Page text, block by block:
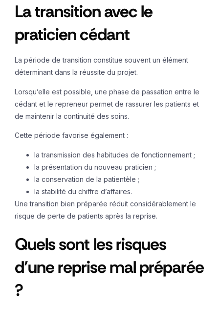
La transition avec le
praticien cédant
La période de transition constitue souvent un élément
déterminant dans la réussite du projet.
Lorsqu’elle est possible, une phase de passation entre le
cédant et le repreneur permet de rassurer les patients et
de maintenir la continuité des soins.
Cette période favorise également :
la transmission des habitudes de fonctionnement ;
la présentation du nouveau praticien ;
la conservation de la patientèle ;
la stabilité du chiffre d’affaires.
Une transition bien préparée réduit considérablement le
risque de perte de patients après la reprise.
Quels sont les risques
d’une reprise mal préparée
?